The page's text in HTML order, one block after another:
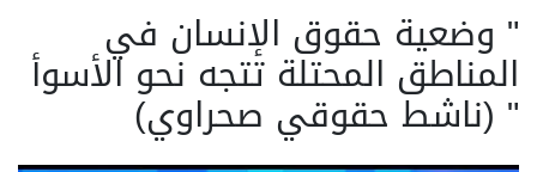
" وضعية حقوق الإنسان في
المناطق المحتلة تتجه نحو الأسوأ
" (ناشط حقوقي صحراوي)